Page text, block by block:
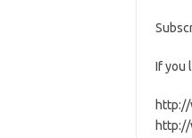
If you
http://